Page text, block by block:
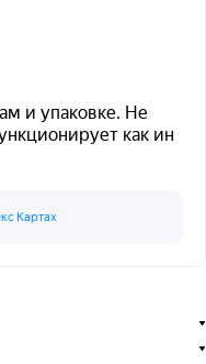
и упаковке. Не
как ин
Картах